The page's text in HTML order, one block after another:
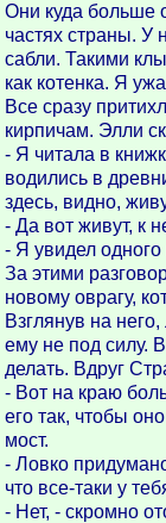
Они куда больше
частях страны. У
сабли. Такими
как котенка. Я
Все сразу
кирпичам. Элли
- Я читала в
водились в
здесь, видно,
- Да вот живут, к
- Я увидел одного
За этими
новому оврагу,
Взглянув на
ему не под силу.
делать. Вдруг
- Вот на краю
его так, чтобы
мост.
- Ловко
что все-таки у
- Нет, - скромно